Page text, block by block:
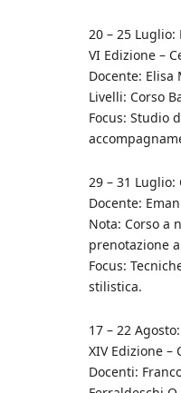
20 – 25 Luglio:
VI Edizione –
Docente: Elisa
Livelli: Corso
Focus: Studio
29 – 31 Luglio:
Docente:
Nota: Corso a
prenotazione
Focus:
stilistica.
17 – 22
XIV Edizione –
Docenti: